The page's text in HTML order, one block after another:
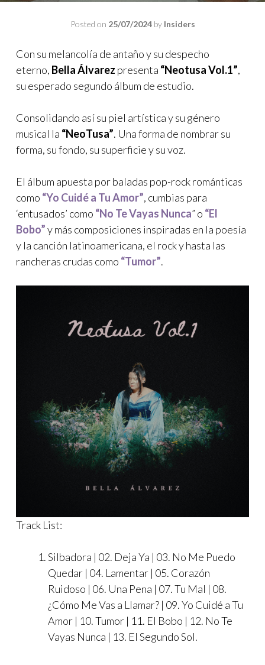
Posted on 25/07/2024by Insiders
Con su melancolía de antaño y su despecho
eterno, Bella Álvarez presenta “Neotusa Vol.1”,
su esperado segundo álbum de estudio.
Consolidando así su piel artística y su género
musical la “NeoTusa”. Una forma de nombrar su
forma, su fondo, su superficie y su voz.
El álbum apuesta por baladas pop-rock románticas
como “Yo Cuidé a Tu Amor”, cumbias para
‘entusados’ como “No Te Vayas Nunca” o “El
Bobo”y más composiciones inspiradas en la poesía
y la canción latinoamericana, el rock y hasta las
rancheras crudas como “Tumor”.
Track List:
Silbadora | 02. Deja Ya | 03. No Me Puedo
Quedar | 04. Lamentar | 05. Corazón
Ruidoso | 06. Una Pena | 07. Tu Mal | 08.
¿Cómo Me Vas a Llamar? | 09. Yo Cuidé a Tu
Amor | 10. Tumor | 11. El Bobo | 12. No Te
Vayas Nunca | 13. El Segundo Sol.